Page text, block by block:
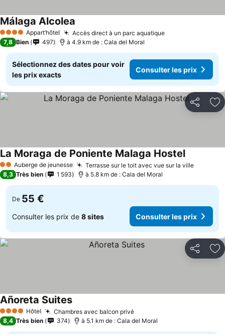
4 Étoiles Appart’hôtel Accès direct à un parc aquatiqueConsulter les
Málaga Alcolea
7,8 Bien 497 à 4.9 km de : Cala del Moral
Sélectionnez des dates pour voir
les prix exacts
Consulter les prix
Partager
2 ÉtoilesAuberge de jeunesse Terrasse sur le toit avec vue sur la ville
La Moraga de Poniente Malaga HostelConsulter
8,3 Très bien 1 593 à 5.8 km de : Cala del Moral
De 55 €
Consulter les prix de 8 sites Consulter les prix
Partager
4 Étoiles Hôtel Chambres avec balcon privéConsulter les prix
Añoreta SuitesConsulter les prix
8,4 Très bien 374 à 5.1 km de : Cala del Moral